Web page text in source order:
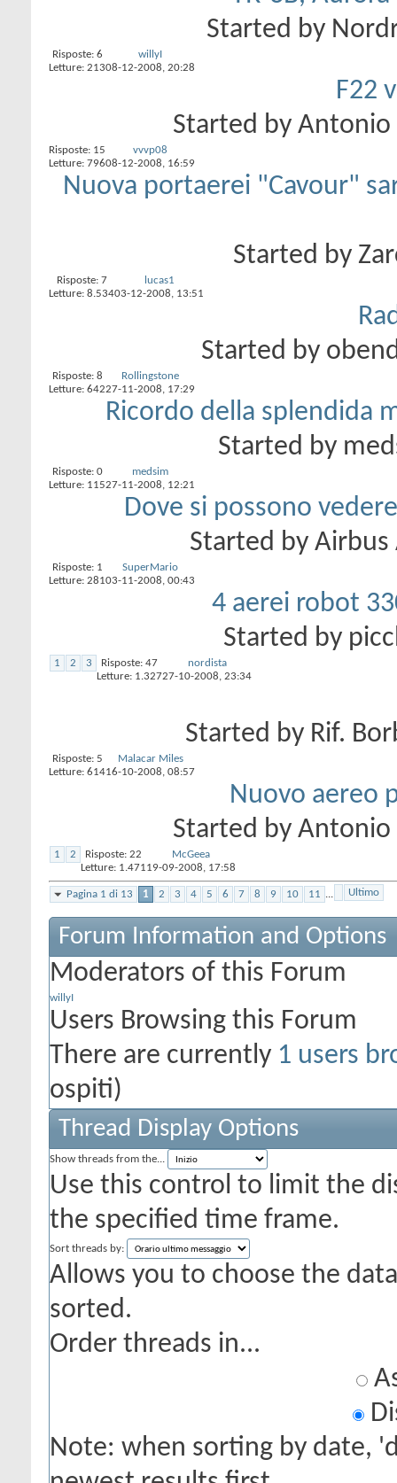
Started by
Risposte: 6
Letture: 213
willyI
08-12-2008, 20:28
F22
Started by Antonio
Risposte: 15
Letture: 796
vvvp08
08-12-2008, 16:59
Nuova portaerei "Cavour"
Started by
Risposte: 7
Letture: 8.534
lucas1
03-12-2008, 13:51
Started by
Risposte: 8
Letture: 642
Rollingstone
27-11-2008, 17:29
Ricordo della splendida
Started by
Risposte: 0
Letture: 115
medsim
27-11-2008, 12:21
Dove si possono
Started by Airbus
Risposte: 1
Letture: 281
SuperMario
03-11-2008, 00:43
4 aerei robot
Started by
1 2 3 Risposte: 47
Letture: 1.327
nordista
27-10-2008, 23:34
Started by Rif.
Risposte: 5
Letture: 614
Malacar Miles
16-10-2008, 08:57
Nuovo aereo
Started by Antonio
1 2 Risposte: 22
Letture: 1.471
McGeea
19-09-2008, 17:58
Pagina 1 di 13 1 2 3 4 5 6 7 8 9 10 11 ... Ultimo
Forum Information and Options
Moderators of this Forum
willyI
Users Browsing this Forum
There are currently 1 users
ospiti)
Thread Display Options
Show threads from the...
Use this control to limit the
the specified time frame.
Sort threads by:
Allows you to choose the
sorted.
Order threads in...
Note: when sorting by date,